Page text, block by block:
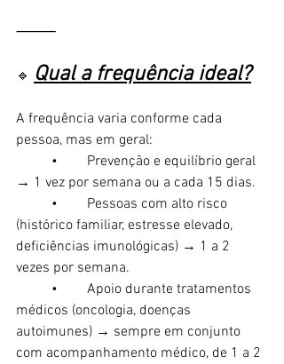
⸻
🔹 Qual a frequência ideal?
A frequência varia conforme cada
pessoa, mas em geral:
→ 1 vez por semana ou a cada 15 dias.
(histórico familiar, estresse elevado,
deficiências imunológicas) → 1 a 2
vezes por semana.
médicos (oncologia, doenças
autoimunes) → sempre em conjunto
com acompanhamento médico, de 1 a 2